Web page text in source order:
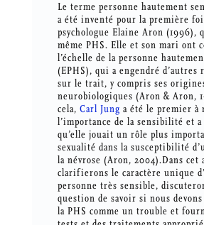
Le terme personne hautement
a été inventé pour la première
psychologue Elaine Aron (1996),
même PHS. Elle et son mari ont
l’échelle de la personne
(EPHS), qui a engendré d’autres
sur le trait, y compris ses
neurobiologiques (Aron & Aron,
cela, Carl Jung a été le premier à
l’importance de la sensibilité et
qu’elle jouait un rôle plus
sexualité dans la susceptibilité
la névrose (Aron, 2004).Dans cet
clarifierons le caractère unique
personne très sensible,
question de savoir si nous
la PHS comme un trouble et